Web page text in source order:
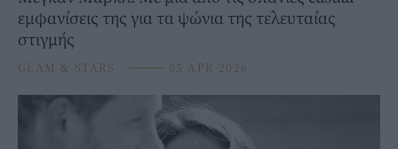
εμφανίσεις της για τα ψώνια της τελευταίας
στιγμής
GLAM & STARS ⸻ 05 APR 2026